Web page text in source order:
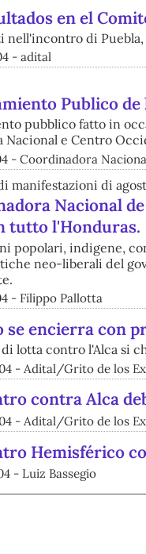
en el
nell'incontro di
- adital
Publico
pubblico fatto in
Nacional e Centro
- Coordinadora
manifestazioni di
Nacional
tutto l'Honduras.
popolari, indigene,
neo-liberali del
- Filippo Pallotta
se encierra con
lotta contro l'Alca si
- Adital/Grito de los
contra Alca
- Adital/Grito de los
Hemisférico
- Luiz Bassegio